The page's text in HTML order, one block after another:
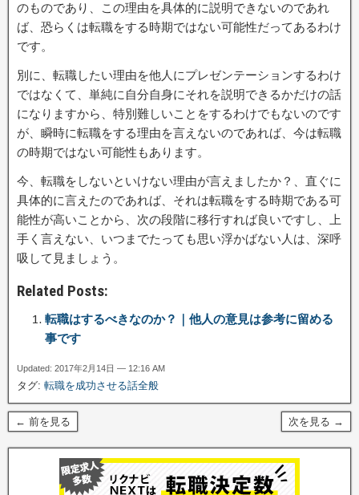
のものであり、この理由を具体的に説明できないのであれ
ば、恐らくは転職をする時期ではない可能性だってあるわけ
です。
別に、転職したい理由を他人にプレゼンテーションするわけ
ではなくて、単純に自分自身にそれを説明できるかだけの話
になりますから、特別難しいことをするわけでもないのです
が、瞬時に転職をする理由を言えないのであれば、今は転職
の時期ではない可能性もあります。
今、転職をしないといけない理由が言えましたか？、直ぐに
具体的に言えたのであれば、それは転職をする時期である可
能性が高いことから、次の段階に移行すれば良いですし、上
手く言えない、いつまでたっても思い浮かばない人は、深呼
吸して見ましょう。
Related Posts:
転職はするべきなのか？｜他人の意見は参考に留める
事です
Updated: 2017年2月14日 — 12:16 AM
タグ: 転職を成功させる話全般
← 前を見る 次を見る →